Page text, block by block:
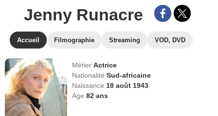
Jenny Runacre
Accueil Filmographie Streaming VOD, DVD
MétierActrice
NationalitéSud-africaine
Naissance 18 août 1943
Age82 ans